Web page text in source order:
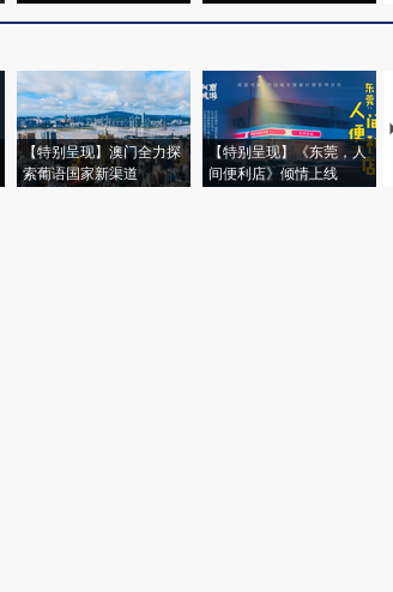
【特别呈现】澳门全力探
索葡语国家新渠道
【特别呈现】《东莞，人
间便利店》倾情上线